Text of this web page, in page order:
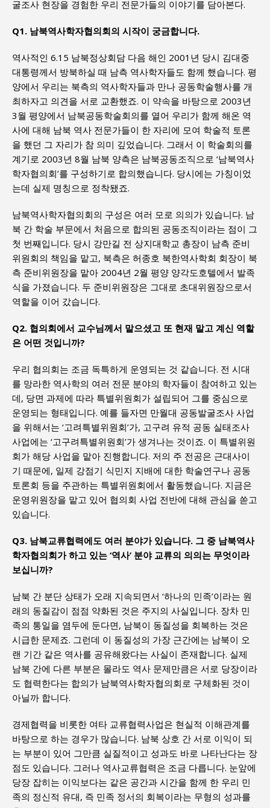
굴조사 현장을 경험한 우리 전문가들의 이야기를 담아본다.
Q1. 남북역사학자협의회의 시작이 궁금합니다.
역사적인 6.15 남북정상회담 다음 해인 2001년 당시 김대중
대통령께서 방북하실 때 남측 역사학자들도 함께 했습니다. 평
양에서 우리는 북측의 역사학자들과 만나 공동학술행사를 개
최하자고 의견을 서로 교환했죠. 이 약속을 바탕으로 2003년
3월 평양에서 남북공동학술회의를 열어 우리가 함께 해온 역
사에 대해 남북 역사 전문가들이 한 자리에 모여 학술적 토론
을 했던 그 자리가 참 의미 깊었습니다. 그래서 이 학술회의를
계기로 2003년 8월 남북 양측은 남북공동조직으로 ‘남북역사
학자협의회’를 구성하기로 합의했습니다. 당시에는 가칭이었
는데 실제 명칭으로 정착됐죠.
남북역사학자협의회의 구성은 여러 모로 의의가 있습니다. 남
북 간 학술 부문에서 처음으로 합의된 공동조직이라는 점이 그
첫 번째입니다. 당시 강만길 전 상지대학교 총장이 남측 준비
위원회의 책임을 맡고, 북측은 허종호 북한역사학회 회장이 북
측 준비위원장을 맡아 2004년 2월 평양 양각도호텔에서 발족
식을 가졌습니다. 두 준비위원장은 그대로 초대위원장으로서
역할을 이어 갔습니다.
Q2. 협의회에서 교수님께서 맡으셨고 또 현재 맡고 계신 역할
은 어떤 것입니까?
우리 협의회는 조금 독특하게 운영되는 것 같습니다. 전 시대
를 망라한 역사학의 여러 전문 분야의 학자들이 참여하고 있는
데, 당면 과제에 따라 특별위원회가 설립되어 그를 중심으로
운영되는 형태입니다. 예를 들자면 만월대 공동발굴조사 사업
을 위해서는 ‘고려특별위원회’가, 고구려 유적 공동 실태조사
사업에는 ‘고구려특별위원회’가 생겨나는 것이죠. 이 특별위원
회가 해당 사업을 맡아 진행합니다. 저의 주 전공은 근대사이
기 때문에, 일제 강점기 식민지 지배에 대한 학술연구나 공동
토론회 등을 주관하는 특별위원회에서 활동했습니다. 지금은
운영위원장을 맡고 있어 협의회 사업 전반에 대해 관심을 쏟고
있습니다.
Q3. 남북교류협력에도 여러 분야가 있습니다. 그 중 남북역사
학자협의회가 하고 있는 ‘역사’ 분야 교류의 의의는 무엇이라
보십니까?
남북 간 분단 상태가 오래 지속되면서 ‘하나의 민족’이라는 원
래의 동질감이 점점 약화된 것은 주지의 사실입니다. 장차 민
족의 통일을 염두에 둔다면, 남북이 동질성을 회복하는 것은
시급한 문제죠. 그런데 이 동질성의 가장 근간에는 남북이 오
랜 기간 같은 역사를 공유해왔다는 사실이 존재합니다. 실제
남북 간에 다른 부분은 몰라도 역사 문제만큼은 서로 당장이라
도 협력한다는 합의가 남북역사학자협의회로 구체화된 것이
아닐까 합니다.
경제협력을 비롯한 여타 교류협력사업은 현실적 이해관계를
바탕으로 하는 경우가 많습니다. 남북 상호 간 서로 이익이 되
는 부분이 있어 그만큼 실질적이고 성과도 바로 나타난다는 장
점도 있습니다. 그러나 역사교류협력은 조금 다릅니다. 눈앞에
당장 잡히는 이익보다는 같은 공간과 시간을 함께 한 우리 민
족의 정신적 유대, 즉 민족 정서의 회복이라는 무형의 성과를